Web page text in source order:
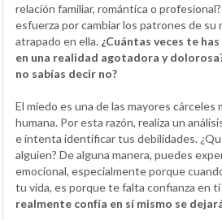
relación familiar, romántica o
esfuerza por cambiar los patrones de su
atrapado en ella. ¿Cuántas veces te
en una realidad agotadora y
no sabías decir no?
El miedo es una de las mayores cárceles
humana. Por esta razón, realiza un
e intenta identificar tus debilidades.
alguien? De alguna manera, puedes
emocional, especialmente porque
tu vida, es porque te falta confianza en ti
realmente confía en sí mismo se